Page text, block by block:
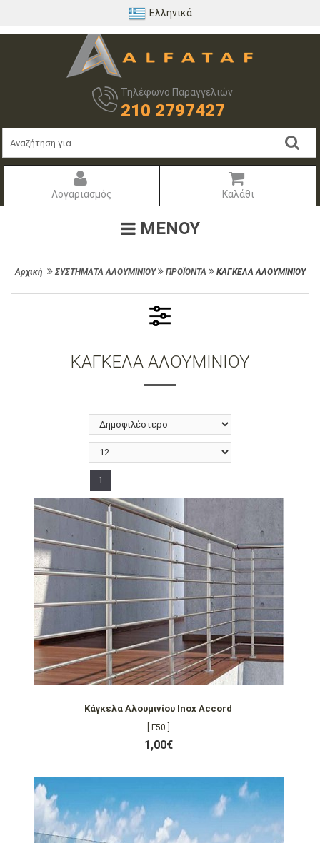
Ελληνικά
Τηλέφωνο Παραγγελιών
210 2797427
Λογαριασμός Καλάθι
ΜΕΝΟΥ
Αρχική ΣΥΣΤΗΜΑΤΑ ΑΛΟΥΜΙΝΙΟΥ ΠΡΟΪΟΝΤΑ ΚΑΓΚΕΛΑ ΑΛΟΥΜΙΝΙΟΥ
ΚΑΓΚΕΛΑ ΑΛΟΥΜΙΝΙΟΥ
1
Κάγκελα Αλουμινίου Inox Accord
[ F50 ]
1,00€